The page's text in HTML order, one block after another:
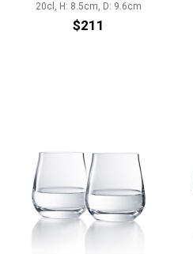
20cl, H: 8.5cm, D: 9.6cm
$211